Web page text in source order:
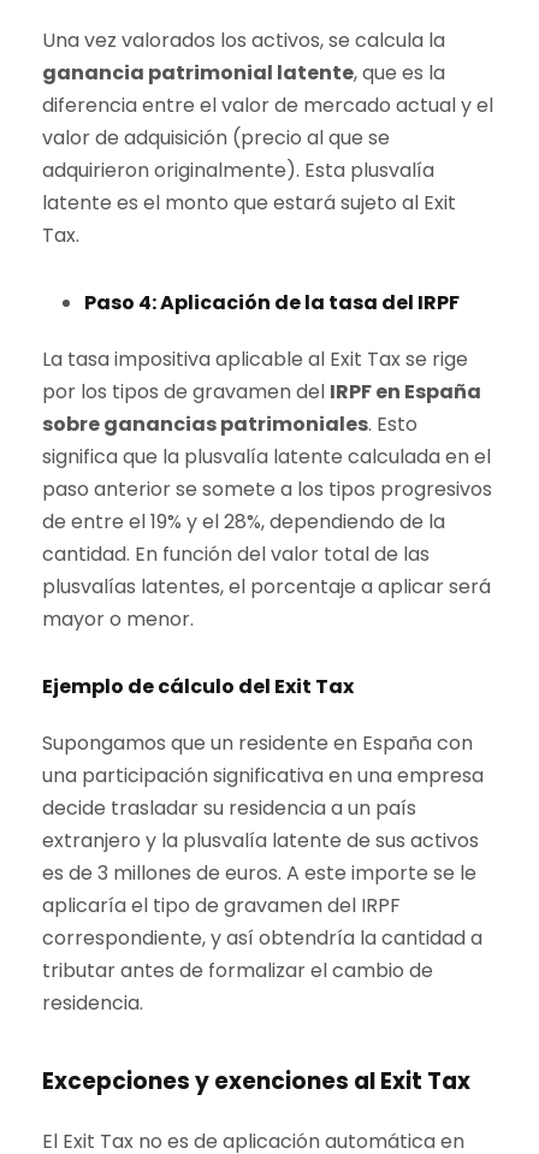
Una vez valorados los activos, se calcula la
ganancia patrimonial latente, que es la
diferencia entre el valor de mercado actual y el
valor de adquisición (precio al que se
adquirieron originalmente). Esta plusvalía
latente es el monto que estará sujeto al Exit
Tax.
Paso 4: Aplicación de la tasa del IRPF
La tasa impositiva aplicable al Exit Tax se rige
por los tipos de gravamen del IRPF en España
sobre ganancias patrimoniales. Esto
significa que la plusvalía latente calculada en el
paso anterior se somete a los tipos progresivos
de entre el 19% y el 28%, dependiendo de la
cantidad. En función del valor total de las
plusvalías latentes, el porcentaje a aplicar será
mayor o menor.
Ejemplo de cálculo del Exit Tax
Supongamos que un residente en España con
una participación significativa en una empresa
decide trasladar su residencia a un país
extranjero y la plusvalía latente de sus activos
es de 3 millones de euros. A este importe se le
aplicaría el tipo de gravamen del IRPF
correspondiente, y así obtendría la cantidad a
tributar antes de formalizar el cambio de
residencia.
Excepciones y exenciones al Exit Tax
El Exit Tax no es de aplicación automática en